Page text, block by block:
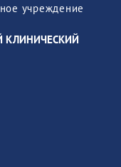
учреждение
КЛИНИЧЕСКИЙ